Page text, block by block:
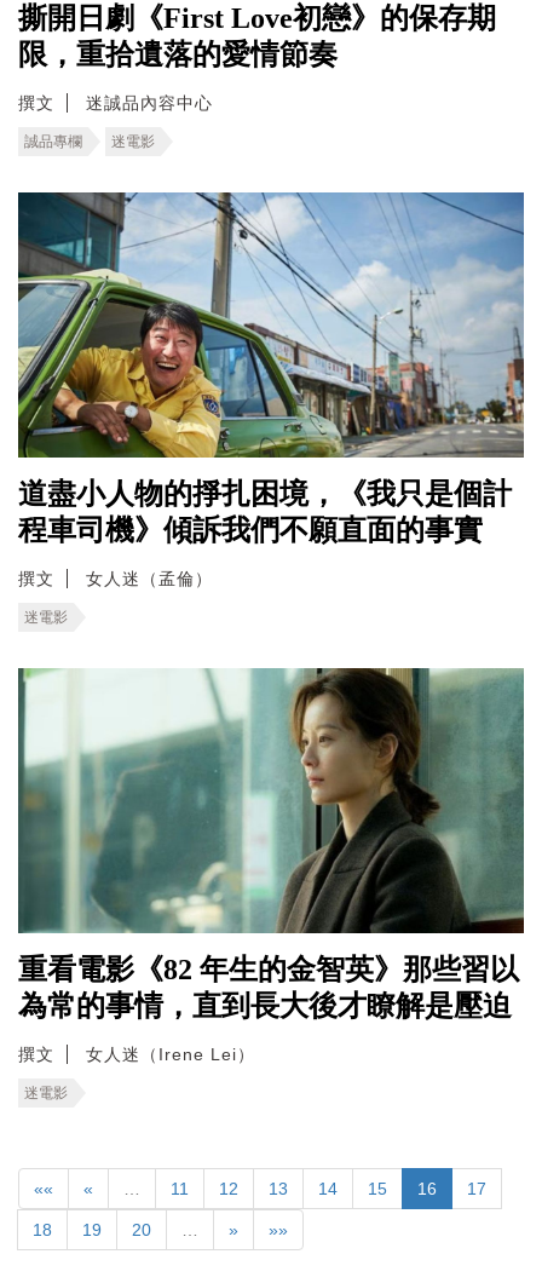
撕開日劇《First Love初戀》的保存期
限，重拾遺落的愛情節奏
撰文 迷誠品內容中心
誠品專欄 迷電影
道盡小人物的掙扎困境，《我只是個計
程車司機》傾訴我們不願直面的事實
撰文 女人迷（孟倫）
迷電影
重看電影《82 年生的金智英》那些習以
為常的事情，直到長大後才瞭解是壓迫
撰文 女人迷（Irene Lei）
迷電影
«« « 11 12 13 14 15 16 17
18 19 20 » »»